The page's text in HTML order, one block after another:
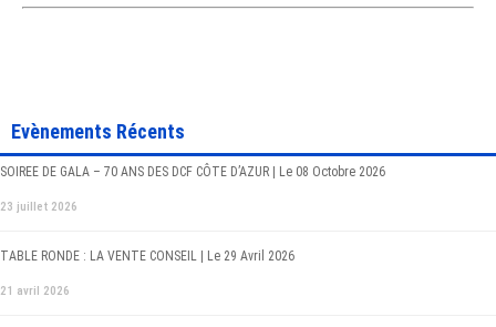
Evènements Récents
SOIREE DE GALA – 70 ANS DES DCF CÔTE D’AZUR | Le 08 Octobre 2026
23 juillet 2026
TABLE RONDE : LA VENTE CONSEIL | Le 29 Avril 2026
21 avril 2026